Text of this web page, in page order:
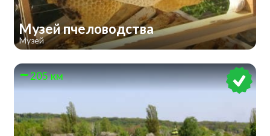
Музей пчеловодства
Музей
205 км